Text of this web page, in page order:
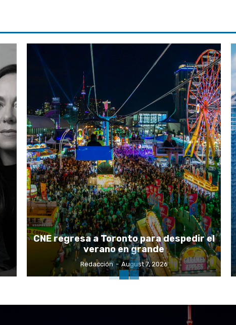
CNE regresa a Toronto para despedir el
verano en grande
Redacción - August 7, 2026